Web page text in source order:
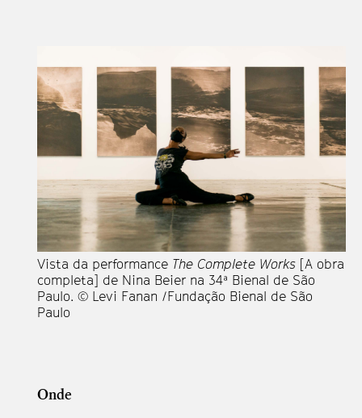
Vista da performance The Complete Works [A obra
completa] de Nina Beier na 34ª Bienal de São
Paulo. © Levi Fanan /Fundação Bienal de São
Paulo
Onde